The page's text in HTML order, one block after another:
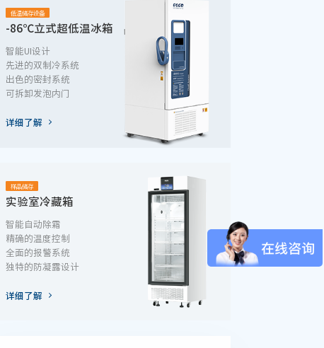
低温储存设备
-86℃立式超低温冰箱
智能UI设计
先进的双制冷系统
出色的密封系统
可拆卸发泡内门
详细了解
样品储存
实验室冷藏箱
智能自动除霜
精确的温度控制
全面的报警系统
独特的防凝露设计
详细了解